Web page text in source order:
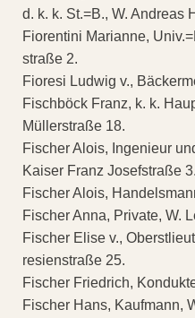
d. k. k. St.=B., W. Andreas
Fiorentini Marianne,
straße 2.
Fioresi Ludwig v.,
Fischböck Franz, k. k.
Müllerstraße 18.
Fischer Alois, Ingenieur
Kaiser Franz Josefstraße 3.
Fischer Alois,
Fischer Anna, Private, W.
Fischer Elise v.,
resienstraße 25.
Fischer Friedrich,
Fischer Hans, Kaufmann,